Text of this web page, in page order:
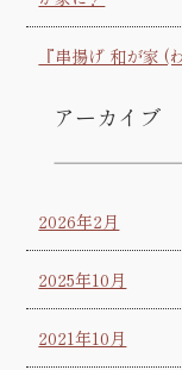
『串揚げ 和が家 (
アーカイブ
2026年2月
2025年10月
2021年10月